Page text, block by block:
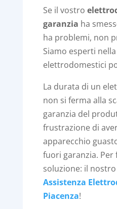
Se il vostro
garanzia ha
ha problemi, non
Siamo esperti
elettrodomestici
La durata di un
non si ferma alla
garanzia del
frustrazione di
apparecchio
fuori garanzia. Per
soluzione: il nostro
Assistenza
Piacenza!